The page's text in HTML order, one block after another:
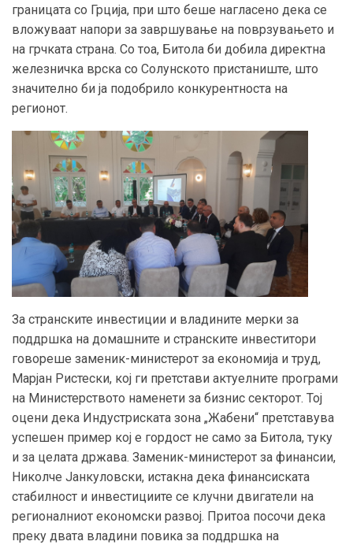
границата со Грција, при што беше нагласено дека се
вложуваат напори за завршување на поврзувањето и
на грчката страна. Со тоа, Битола би добила директна
железничка врска со Солунското пристаниште, што
значително би ја подобрило конкурентноста на
регионот.
За странските инвестиции и владините мерки за
поддршка на домашните и странските инвеститори
говореше заменик-министерот за економија и труд,
Марјан Ристески, кој ги претстави актуелните програми
на Министерството наменети за бизнис секторот. Тој
оцени дека Индустриската зона „Жабени“ претставува
успешен пример кој е гордост не само за Битола, туку
и за целата држава. Заменик-министерот за финансии,
Николче Јанкуловски, истакна дека финансиската
стабилност и инвестициите се клучни двигатели на
регионалниот економски развој. Притоа посочи дека
преку двата владини повика за поддршка на